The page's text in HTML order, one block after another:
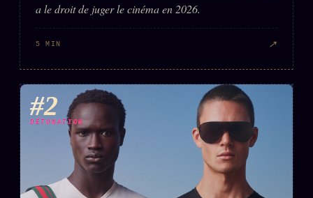
a le droit de juger le cinéma en 2026.
5 MIN ↗
#2
DÉTONATION